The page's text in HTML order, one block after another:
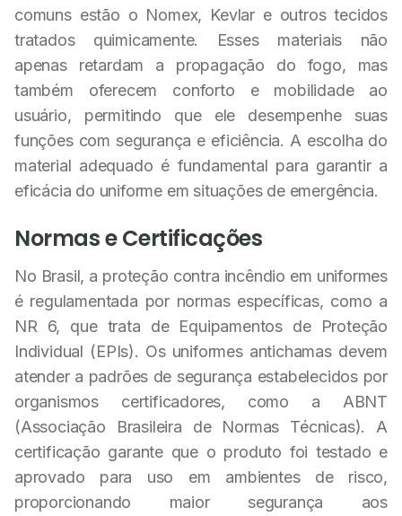
comuns estão o Nomex, Kevlar e outros tecidos
tratados quimicamente. Esses materiais não
apenas retardam a propagação do fogo, mas
também oferecem conforto e mobilidade ao
usuário, permitindo que ele desempenhe suas
funções com segurança e eficiência. A escolha do
material adequado é fundamental para garantir a
eficácia do uniforme em situações de emergência.
Normas e Certificações
No Brasil, a proteção contra incêndio em uniformes
é regulamentada por normas específicas, como a
NR 6, que trata de Equipamentos de Proteção
Individual (EPIs). Os uniformes antichamas devem
atender a padrões de segurança estabelecidos por
organismos certificadores, como a ABNT
(Associação Brasileira de Normas Técnicas). A
certificação garante que o produto foi testado e
aprovado para uso em ambientes de risco,
proporcionando maior segurança aos